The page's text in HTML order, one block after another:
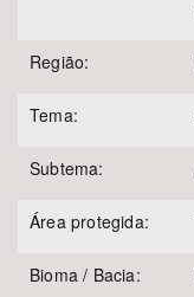
Região:
Tema:
Subtema:
Área protegida:
Bioma / Bacia: